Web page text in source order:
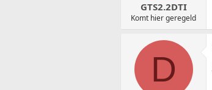
GTS2.2DTI
Komt hier geregeld
D